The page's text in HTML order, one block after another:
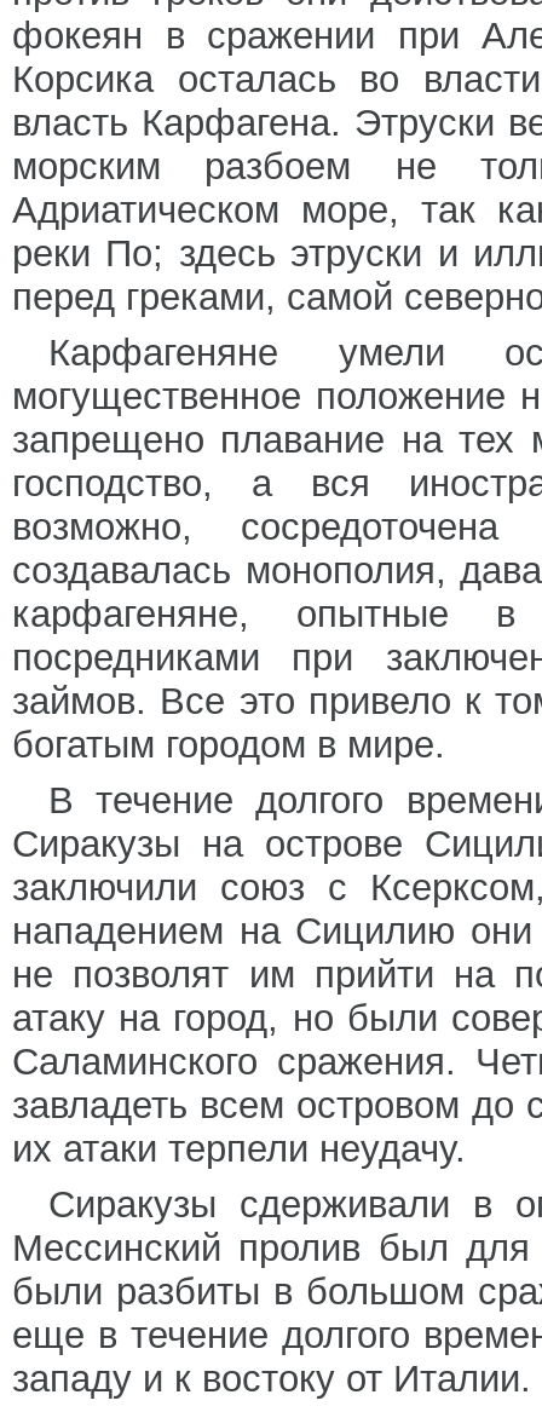
фокеян в сражении при
Корсика осталась во
власть Карфагена. Этруски
морским разбоем не
Адриатическом море, так
реки По; здесь этруски и
перед греками, самой
Карфагеняне умели
могущественное положение
запрещено плавание на тех
господство, а вся
возможно,
создавалась монополия,
карфагеняне, опытные
посредниками при
займов. Все это привело к
богатым городом в мире.
В течение долгого
Сиракузы на острове
заключили союз с
нападением на Сицилию они
не позволят им прийти на
атаку на город, но были
Саламинского сражения.
завладеть всем островом до
их атаки терпели неудачу.
Сиракузы сдерживали в
Мессинский пролив был
были разбиты в большом
еще в течение долгого
западу и к востоку от Италии.